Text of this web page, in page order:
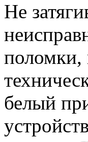
Не
поломки,
белый